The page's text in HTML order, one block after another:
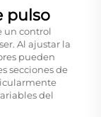
pulso
un control
Al ajustar la
pueden
secciones de
del